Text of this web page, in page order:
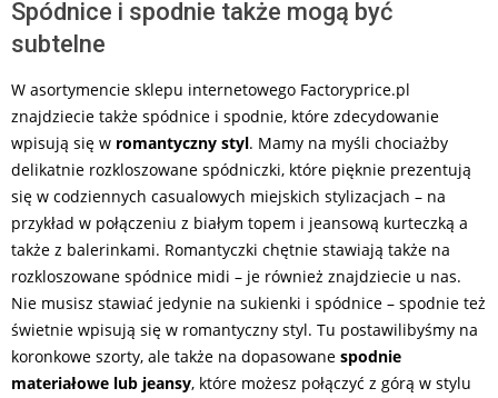
Spódnice i spodnie także mogą być
subtelne
W asortymencie sklepu internetowego Factoryprice.pl
znajdziecie także spódnice i spodnie, które zdecydowanie
wpisują się w romantyczny styl. Mamy na myśli chociażby
delikatnie rozkloszowane spódniczki, które pięknie prezentują
się w codziennych casualowych miejskich stylizacjach – na
przykład w połączeniu z białym topem i jeansową kurteczką a
także z balerinkami. Romantyczki chętnie stawiają także na
rozkloszowane spódnice midi – je również znajdziecie u nas.
Nie musisz stawiać jedynie na sukienki i spódnice – spodnie też
świetnie wpisują się w romantyczny styl. Tu postawilibyśmy na
koronkowe szorty, ale także na dopasowane spodnie
materiałowe lub jeansy, które możesz połączyć z górą w stylu